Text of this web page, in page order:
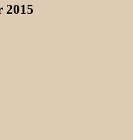
2015